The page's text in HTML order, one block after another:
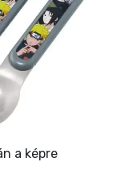
a képre